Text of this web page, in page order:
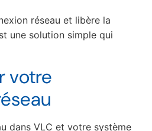
réseau et libère la
une solution simple qui
votre
dans VLC et votre système